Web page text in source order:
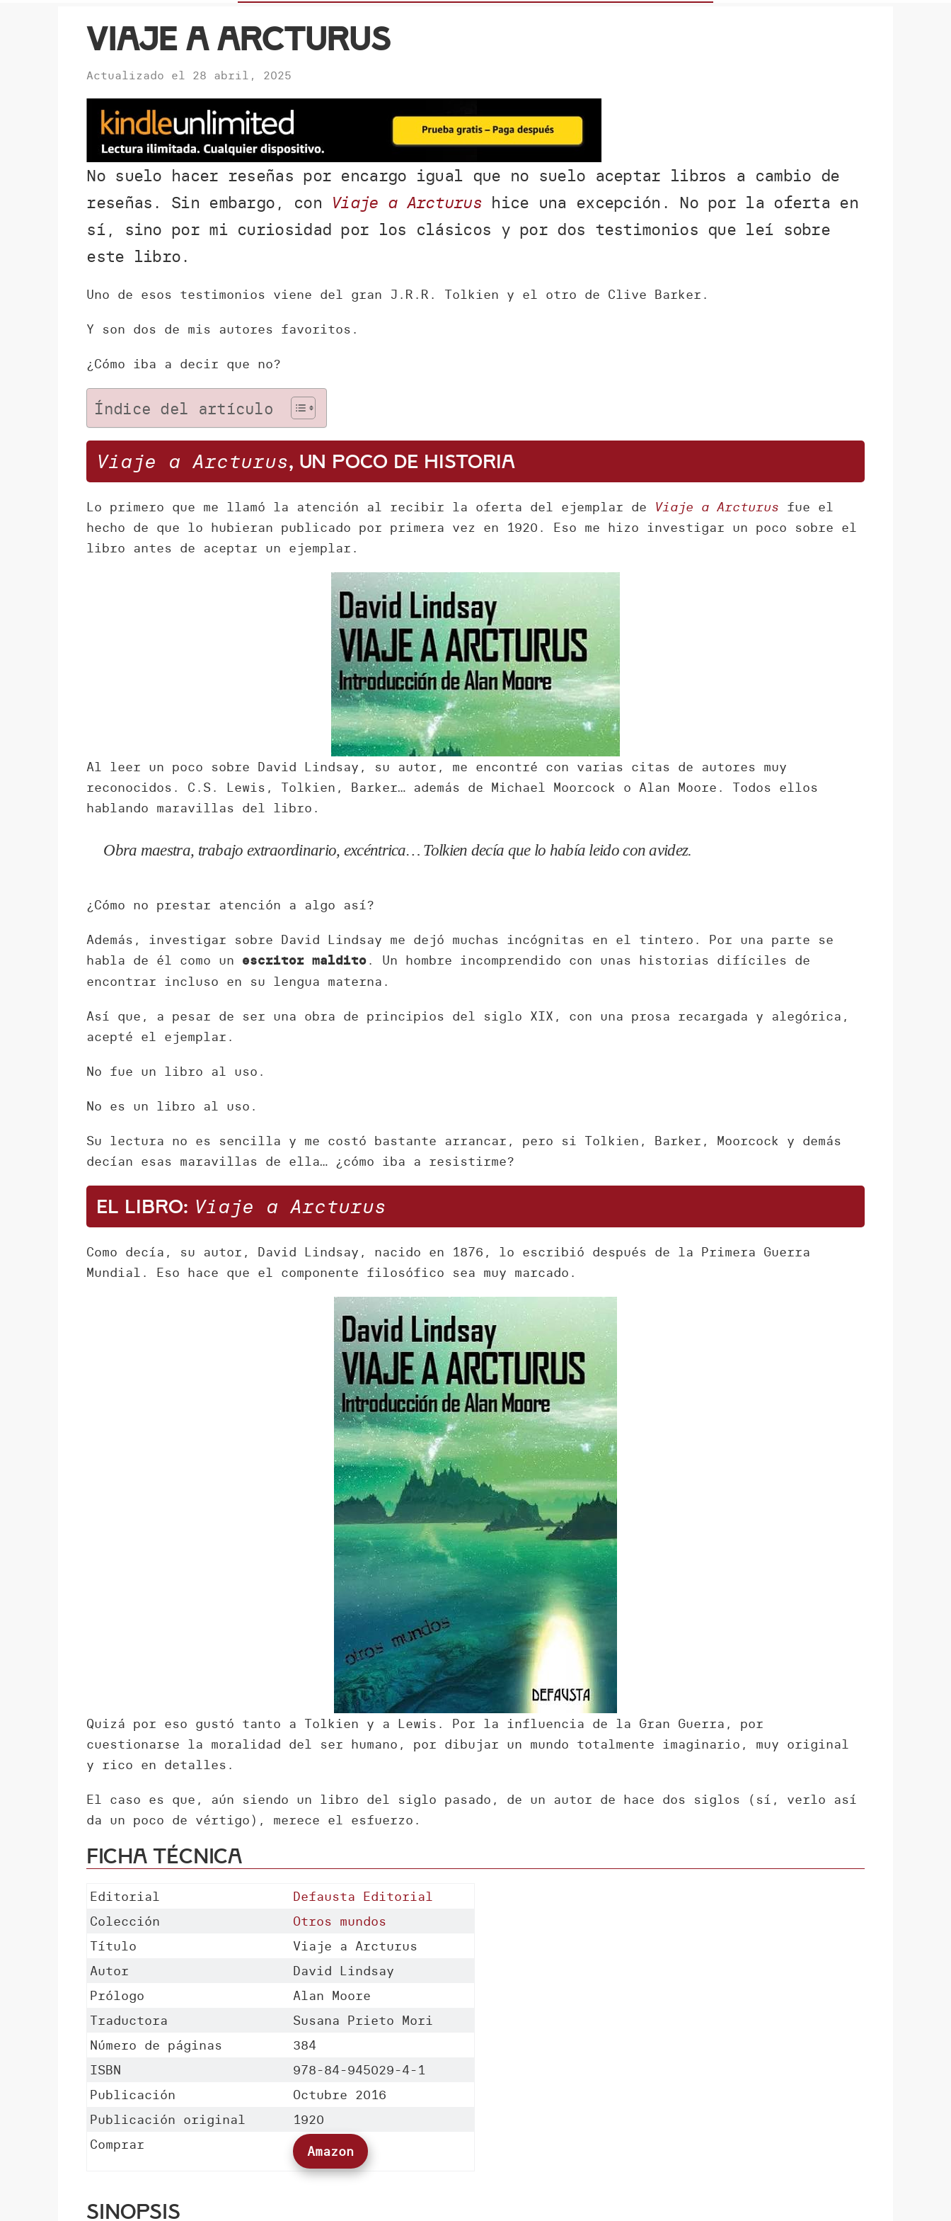
Viaje a Arcturus
Actualizado el 28 abril, 2025
No suelo hacer reseñas por encargo igual que no suelo aceptar libros a cambio de
reseñas. Sin embargo, con Viaje a Arcturus hice una excepción. No por la oferta en
sí, sino por mi curiosidad por los clásicos y por dos testimonios que leí sobre
este libro.
Uno de esos testimonios viene del gran J.R.R. Tolkien y el otro de Clive Barker.
Y son dos de mis autores favoritos.
¿Cómo iba a decir que no?
Índice del artículo
Viaje a Arcturus, un poco de historia
Lo primero que me llamó la atención al recibir la oferta del ejemplar de Viaje a Arcturus fue el
hecho de que lo hubieran publicado por primera vez en 1920. Eso me hizo investigar un poco sobre el
libro antes de aceptar un ejemplar.
Al leer un poco sobre David Lindsay, su autor, me encontré con varias citas de autores muy
reconocidos. C.S. Lewis, Tolkien, Barker… además de Michael Moorcock o Alan Moore. Todos ellos
hablando maravillas del libro.
Obra maestra, trabajo extraordinario, excéntrica… Tolkien decía que lo había leido con avidez.
¿Cómo no prestar atención a algo así?
Además, investigar sobre David Lindsay me dejó muchas incógnitas en el tintero. Por una parte se
habla de él como un escritor maldito. Un hombre incomprendido con unas historias difíciles de
encontrar incluso en su lengua materna.
Así que, a pesar de ser una obra de principios del siglo XIX, con una prosa recargada y alegórica,
acepté el ejemplar.
No fue un libro al uso.
No es un libro al uso.
Su lectura no es sencilla y me costó bastante arrancar, pero si Tolkien, Barker, Moorcock y demás
decían esas maravillas de ella… ¿cómo iba a resistirme?
El libro: Viaje a Arcturus
Como decía, su autor, David Lindsay, nacido en 1876, lo escribió después de la Primera Guerra
Mundial. Eso hace que el componente filosófico sea muy marcado.
Quizá por eso gustó tanto a Tolkien y a Lewis. Por la influencia de la Gran Guerra, por
cuestionarse la moralidad del ser humano, por dibujar un mundo totalmente imaginario, muy original
y rico en detalles.
El caso es que, aún siendo un libro del siglo pasado, de un autor de hace dos siglos (sí, verlo así
da un poco de vértigo), merece el esfuerzo.
Ficha técnica
Editorial
Defausta Editorial
Colección
Otros mundos
Título
Viaje a Arcturus
Autor
David Lindsay
Prólogo
Alan Moore
Traductora
Susana Prieto Mori
Número de páginas
384
ISBN
978-84-945029-4-1
Publicación
Octubre 2016
Publicación original
1920
Comprar
Amazon
Sinopsis